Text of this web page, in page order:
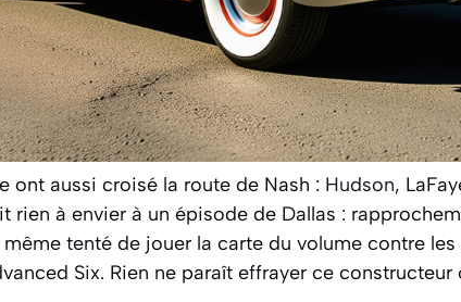
ont aussi croisé la route de Nash : Hudson,
rien à envier à un épisode de Dallas :
tenté de jouer la carte du volume contre
Six. Rien ne paraît effrayer ce